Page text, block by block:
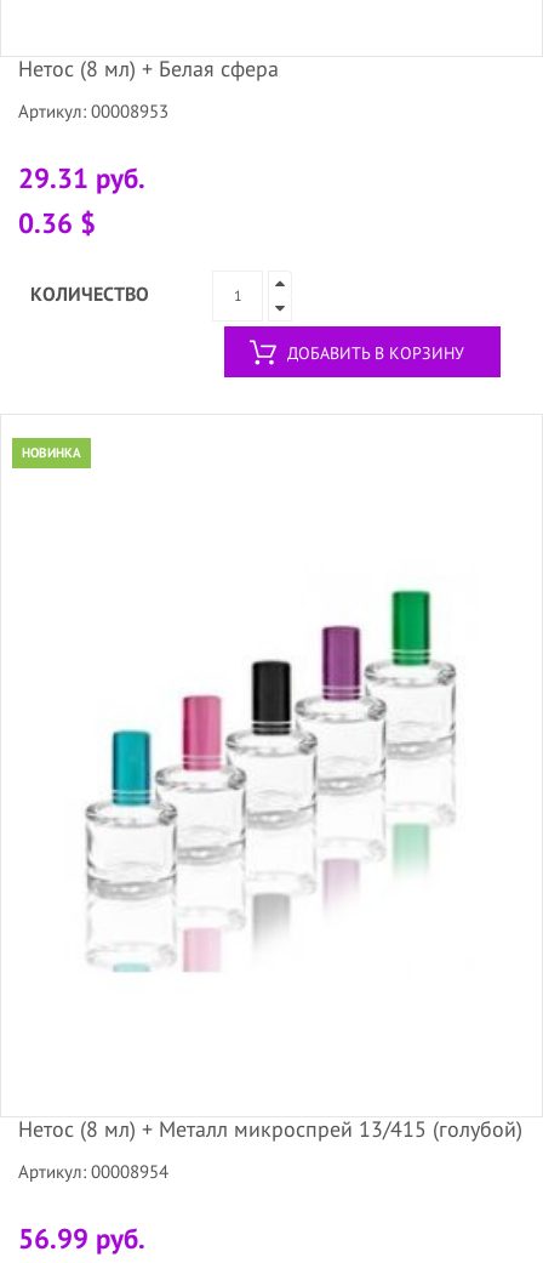
Нетос (8 мл) + Белая сфера
Артикул: 00008953
29.31 руб.
0.36 $
КОЛИЧЕСТВО
ДОБАВИТЬ В КОРЗИНУ
НОВИНКА
Нетос (8 мл) + Металл микроспрей 13/415 (голубой)
Артикул: 00008954
56.99 руб.